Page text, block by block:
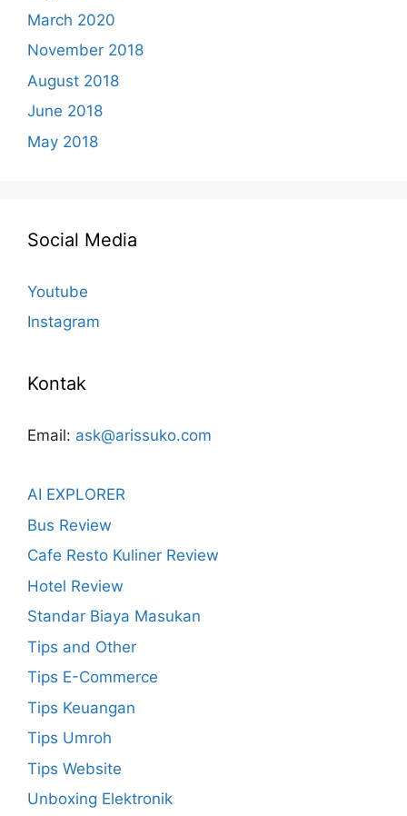
March 2020
November 2018
August 2018
June 2018
May 2018
Social Media
Youtube
Instagram
Kontak
Email: ask@arissuko.com
AI EXPLORER
Bus Review
Cafe Resto Kuliner Review
Hotel Review
Standar Biaya Masukan
Tips and Other
Tips E-Commerce
Tips Keuangan
Tips Umroh
Tips Website
Unboxing Elektronik